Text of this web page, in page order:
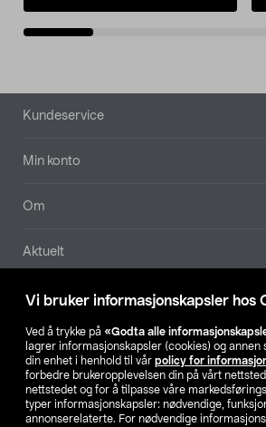
Vi bruker informasjonskapsler hos
Ved å trykke på «Godta alle
lagrer informasjonskapsler (cookies) og annen
din enhet i henhold til vår policy for
forbedre brukeropplevelsen din på vårt
nettstedet og for å tilpasse våre
typer informasjonskapsler: nødvendige,
annonserelaterte. For nødvendige
Bunntekst
Kundeservice
Min konto
Om
Aktuelt
Våre selskaper
Finn din butikk
SE NO FI